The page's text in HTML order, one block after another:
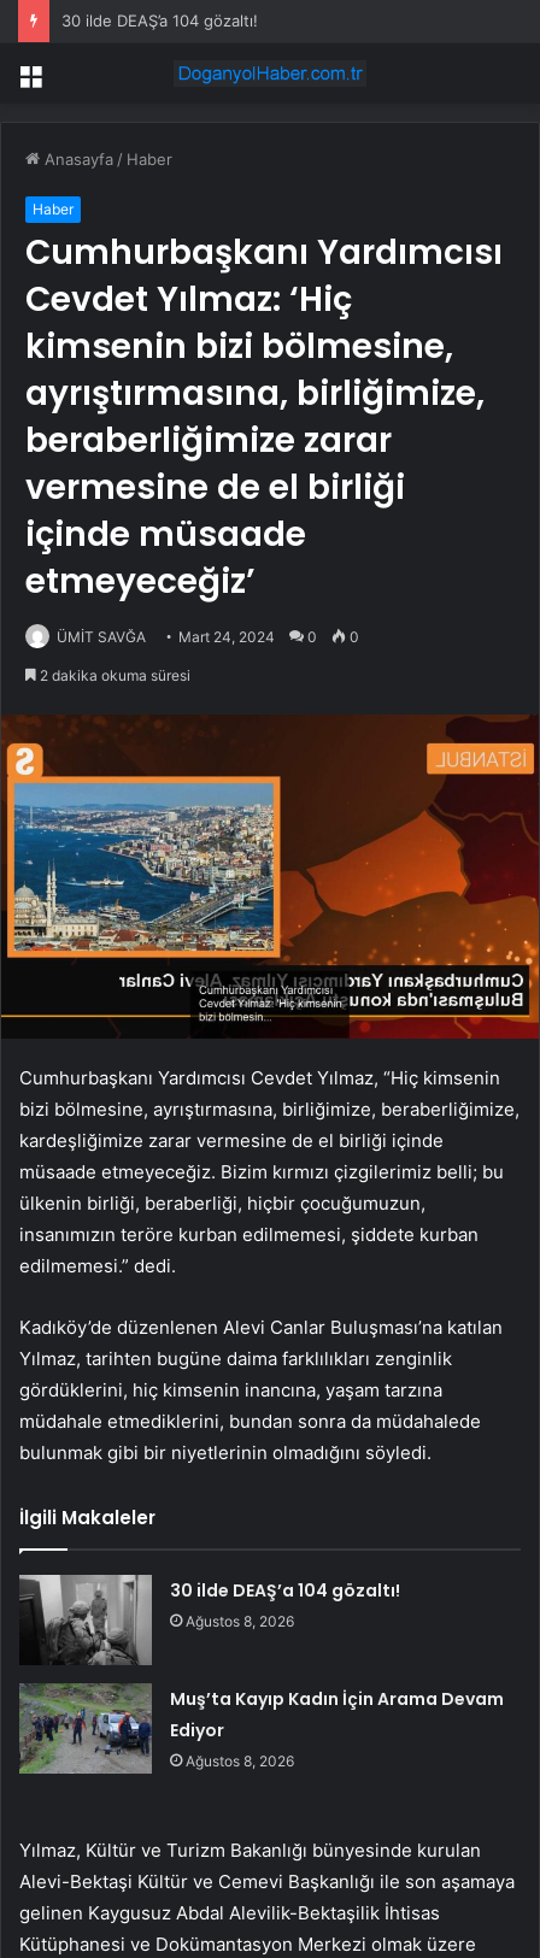
30 ilde DEAŞ’a 104 gözaltı!
Menü
Anasayfa / Haber
Haber
Cumhurbaşkanı Yardımcısı
Cevdet Yılmaz: ‘Hiç
kimsenin bizi bölmesine,
ayrıştırmasına, birliğimize,
beraberliğimize zarar
vermesine de el birliği
içinde müsaade
etmeyeceğiz’
ÜMİT SAVĞA Mart 24, 2024 0 0
2 dakika okuma süresi
Cumhurbaşkanı Yardımcısı Cevdet Yılmaz, “Hiç kimsenin
bizi bölmesine, ayrıştırmasına, birliğimize, beraberliğimize,
kardeşliğimize zarar vermesine de el birliği içinde
müsaade etmeyeceğiz. Bizim kırmızı çizgilerimiz belli; bu
ülkenin birliği, beraberliği, hiçbir çocuğumuzun,
insanımızın teröre kurban edilmemesi, şiddete kurban
edilmemesi.” dedi.
Kadıköy’de düzenlenen Alevi Canlar Buluşması’na katılan
Yılmaz, tarihten bugüne daima farklılıkları zenginlik
gördüklerini, hiç kimsenin inancına, yaşam tarzına
müdahale etmediklerini, bundan sonra da müdahalede
bulunmak gibi bir niyetlerinin olmadığını söyledi.
İlgili Makaleler
30 ilde DEAŞ’a 104 gözaltı!
Ağustos 8, 2026
Muş’ta Kayıp Kadın İçin Arama Devam
Ediyor
Ağustos 8, 2026
Yılmaz, Kültür ve Turizm Bakanlığı bünyesinde kurulan
Alevi-Bektaşi Kültür ve Cemevi Başkanlığı ile son aşamaya
gelinen Kaygusuz Abdal Alevilik-Bektaşilik İhtisas
Kütüphanesi ve Dokümantasyon Merkezi olmak üzere